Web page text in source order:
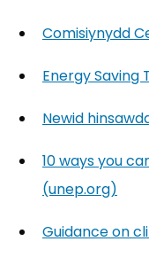
Comisiynydd
Energy Saving
Newid
10 ways you
(unep.org)
Guidance on